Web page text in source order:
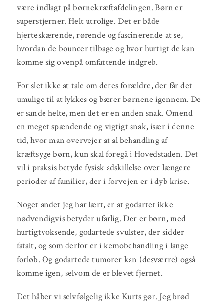
være indlagt på børnekræftafdelingen. Børn er
superstjerner. Helt utrolige. Det er både
hjerteskærende, rørende og fascinerende at se,
hvordan de bouncer tilbage og hvor hurtigt de kan
komme sig ovenpå omfattende indgreb.
For slet ikke at tale om deres forældre, der får det
umulige til at lykkes og bærer børnene igennem. De
er sande helte, men det er en anden snak. Omend
en meget spændende og vigtigt snak, især i denne
tid, hvor man overvejer at al behandling af
kræftsyge børn, kun skal foregå i Hovedstaden. Det
vil i praksis betyde fysisk adskillelse over længere
perioder af familier, der i forvejen er i dyb krise.
Noget andet jeg har lært, er at godartet ikke
nødvendigvis betyder ufarlig. Der er børn, med
hurtigtvoksende, godartede svulster, der sidder
fatalt, og som derfor er i kemobehandling i lange
forløb. Og godartede tumorer kan (desværre) også
komme igen, selvom de er blevet fjernet.
Det håber vi selvfølgelig ikke Kurts gør. Jeg brød